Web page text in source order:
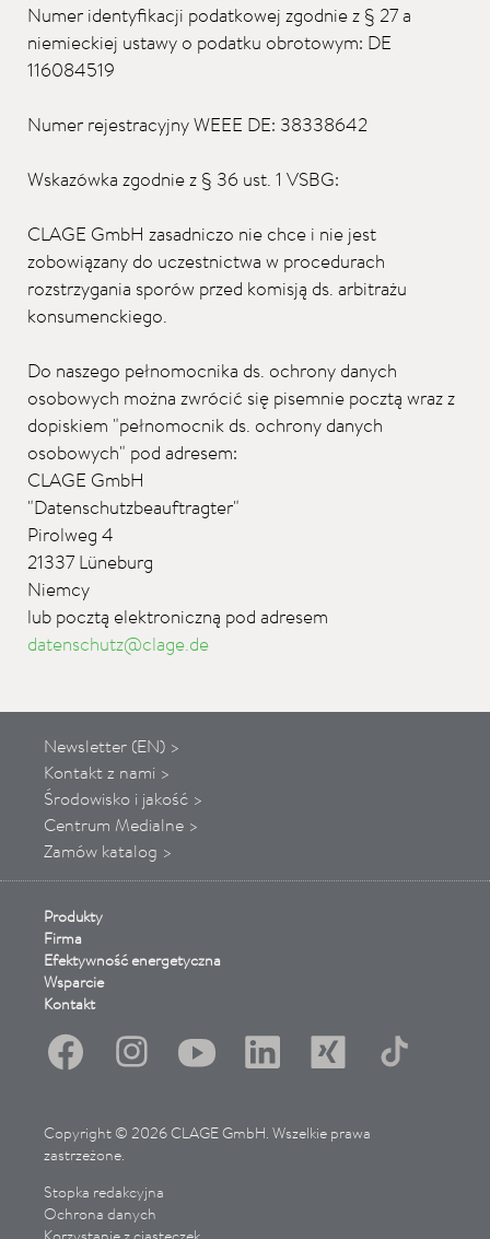
Numer identyfikacji podatkowej zgodnie z § 27 a
niemieckiej ustawy o podatku obrotowym: DE
116084519
Numer rejestracyjny WEEE DE: 38338642
Wskazówka zgodnie z § 36 ust. 1 VSBG:
CLAGE GmbH zasadniczo nie chce i nie jest
zobowiązany do uczestnictwa w procedurach
rozstrzygania sporów przed komisją ds. arbitrażu
konsumenckiego.
Do naszego pełnomocnika ds. ochrony danych
osobowych można zwrócić się pisemnie pocztą wraz z
dopiskiem "pełnomocnik ds. ochrony danych
osobowych" pod adresem:
CLAGE GmbH
"Datenschutzbeauftragter"
Pirolweg 4
21337 Lüneburg
Niemcy
lub pocztą elektroniczną pod adresem
datenschutz@clage.de
Newsletter (EN) >
Kontakt z nami >
Środowisko i jakość >
Centrum Medialne >
Zamów katalog >
Produkty
Firma
Efektywność energetyczna
Wsparcie
Kontakt
Copyright © 2026 CLAGE GmbH. Wszelkie prawa
zastrzeżone.
Stopka redakcyjna
Ochrona danych